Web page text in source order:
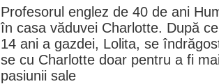
Profesorul englez de 40 de ani
în casa văduvei Charlotte. După
14 ani a gazdei, Lolita, se
se cu Charlotte doar pentru a fi
pasiunii sale